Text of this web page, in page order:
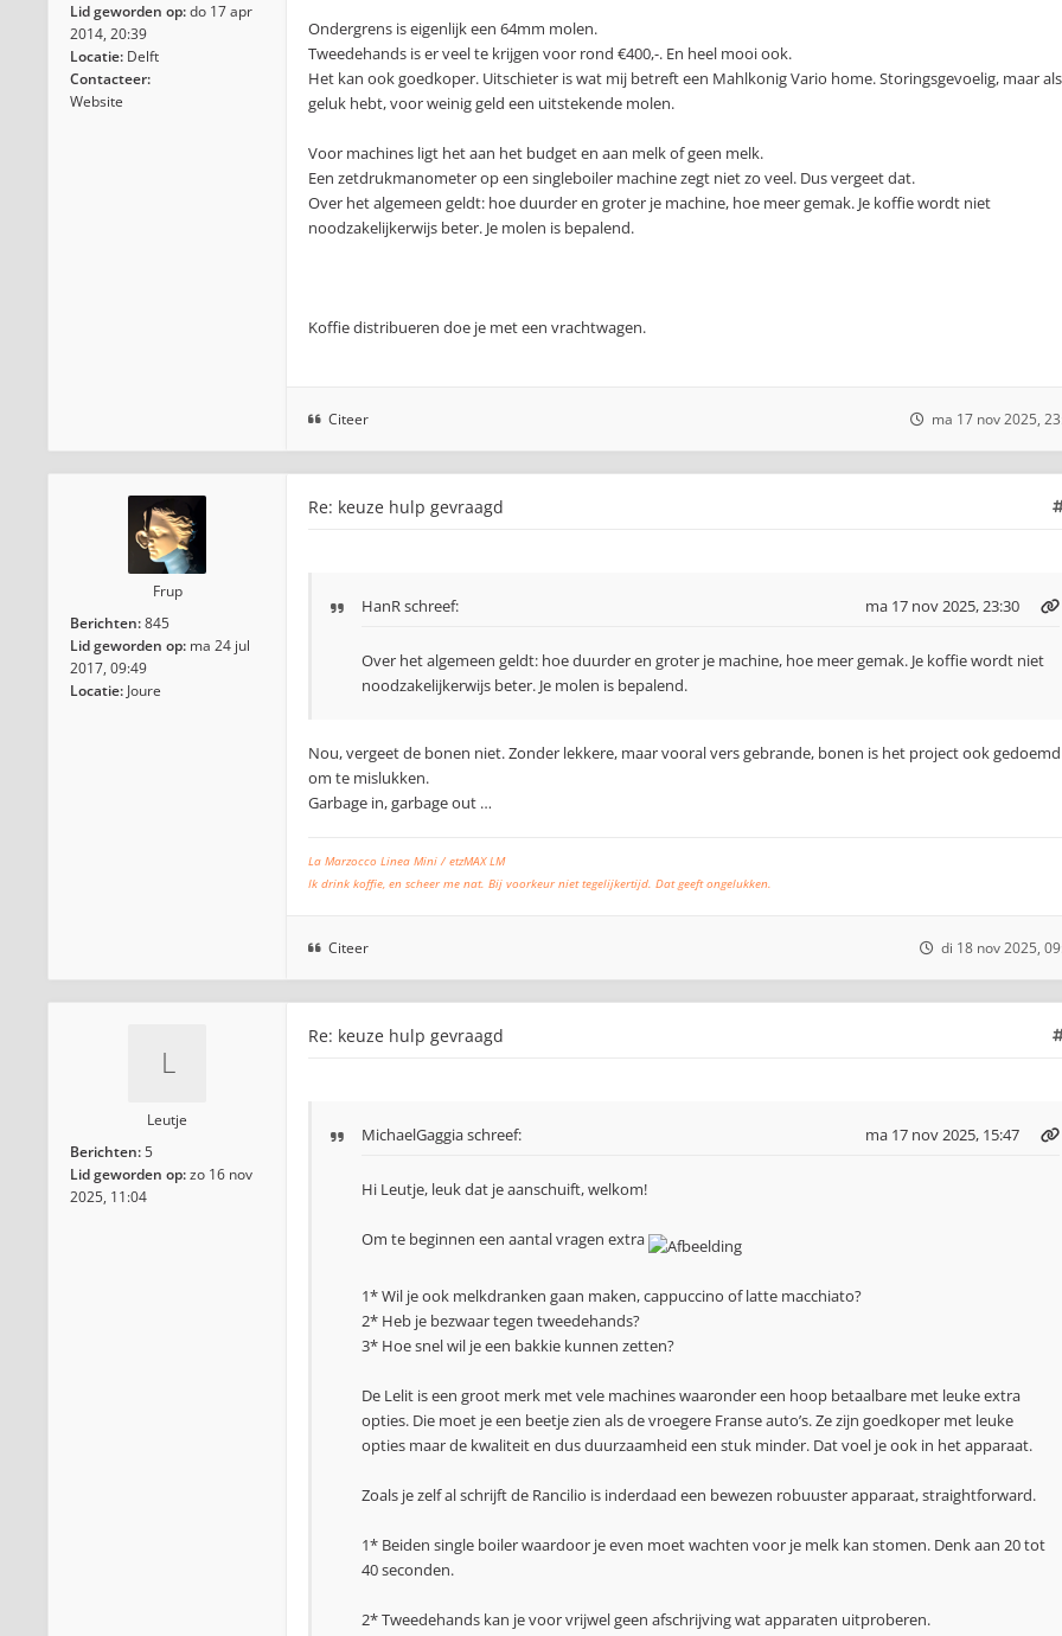
Lid geworden op:do 17 apr
2014, 20:39
Locatie: Delft
Contacteer:
Website
Ondergrens is eigenlijk een 64mm molen.
Tweedehands is er veel te krijgen voor rond €400,-. En heel mooi ook.
Het kan ook goedkoper. Uitschieter is wat mij betreft een Mahlkonig Vario home. Storingsgevoelig, maar
geluk hebt, voor weinig geld een uitstekende molen.
Voor machines ligt het aan het budget en aan melk of geen melk.
Een zetdrukmanometer op een singleboiler machine zegt niet zo veel. Dus vergeet dat.
Over het algemeen geldt: hoe duurder en groter je machine, hoe meer gemak. Je koffie wordt niet
noodzakelijkerwijs beter. Je molen is bepalend.
Koffie distribueren doe je met een vrachtwagen.
Citeer ma 17 nov 2025,
Frup
Berichten:845
Lid geworden op: ma 24 jul
2017, 09:49
Locatie: Joure
Re: keuze hulp gevraagd
HanRschreef: ma 17 nov 2025, 23:30
Over het algemeen geldt: hoe duurder en groter je machine, hoe meer gemak. Je koffie wordt niet
noodzakelijkerwijs beter. Je molen is bepalend.
Nou, vergeet de bonen niet. Zonder lekkere, maar vooral vers gebrande, bonen is het project ook gedoemd
om te mislukken.
Garbage in, garbage out …
La Marzocco Linea Mini / etzMAX LM
Ik drink koffie, en scheer me nat. Bij voorkeur niet tegelijkertijd. Dat geeft ongelukken.
Citeer di 18 nov 2025,
Leutje
Berichten:5
Lid geworden op:zo 16 nov
2025, 11:04
Re: keuze hulp gevraagd
MichaelGaggiaschreef: ma 17 nov 2025, 15:47
Hi Leutje, leuk dat je aanschuift, welkom!
Om te beginnen een aantal vragen extra
1* Wil je ook melkdranken gaan maken, cappuccino of latte macchiato?
2* Heb je bezwaar tegen tweedehands?
3* Hoe snel wil je een bakkie kunnen zetten?
De Lelit is een groot merk met vele machines waaronder een hoop betaalbare met leuke extra
opties. Die moet je een beetje zien als de vroegere Franse auto’s. Ze zijn goedkoper met leuke
opties maar de kwaliteit en dus duurzaamheid een stuk minder. Dat voel je ook in het apparaat.
Zoals je zelf al schrijft de Rancilio is inderdaad een bewezen robuuster apparaat, straightforward.
1* Beiden single boiler waardoor je even moet wachten voor je melk kan stomen. Denk aan 20 tot
40 seconden.
2* Tweedehands kan je voor vrijwel geen afschrijving wat apparaten uitproberen.